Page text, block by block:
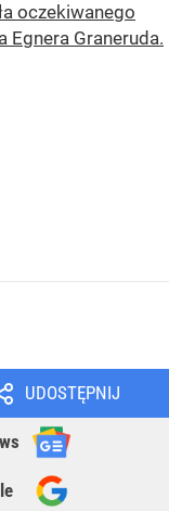
oczekiwanego
Egnera Graneruda.
UDOSTĘPNIJ